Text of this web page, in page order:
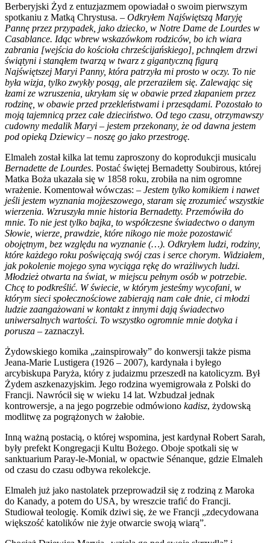
Berberyjski Żyd z entuzjazmem opowiadał o swoim pierwszym
spotkaniu z Matką Chrystusa. – Odkryłem Najświętszą Maryję
Pannę przez przypadek, jako dziecko, w Notre Dame de Lourdes w
Casablance. Idąc wbrew wskazówkom rodziców, bo ich wiara
zabrania [wejścia do kościoła chrześcijańskiego], pchnąłem drzwi
świątyni i stanąłem twarzą w twarz z gigantyczną figurą
Najświętszej Maryi Panny, która patrzyła mi prosto w oczy. To nie
była wizja, tylko zwykły posąg, ale przeraziłem się. Zalewając się
łzami ze wzruszenia, ukryłam się w obawie przed złapaniem przez
rodzinę, w obawie przed przekleństwami i przesądami. Pozostało to
moją tajemnicą przez całe dzieciństwo. Od tego czasu, otrzymawszy
cudowny medalik Maryi – jestem przekonany, że od dawna jestem
pod opieką Dziewicy – noszę go jako przestrogę.
Elmaleh został kilka lat temu zaproszony do koprodukcji musicalu
Bernadette de Lourdes. Postać świętej Bernadetty Soubirous, której
Matka Boża ukazała się w 1858 roku, zrobiła na nim ogromne
wrażenie. Komentował wówczas: – Jestem tylko komikiem i nawet
jeśli jestem wyznania mojżeszowego, staram się zrozumieć wszystkie
wierzenia. Wzruszyła mnie historia Bernadetty. Przemówiła do
mnie. To nie jest tylko bajka, to współczesne świadectwo o danym
Słowie, wierze, prawdzie, które nikogo nie może pozostawić
obojętnym, bez względu na wyznanie (…). Odkryłem ludzi, rodziny,
które każdego roku poświęcają swój czas i serce chorym. Widziałem,
jak pokolenie mojego syna wyciąga rękę do wrażliwych ludzi.
Młodzież otwarta na świat, w miejscu pełnym osób w potrzebie.
Chcę to podkreślić. W świecie, w którym jesteśmy wycofani, w
którym sieci społecznościowe zabierają nam całe dnie, ci młodzi
ludzie zaangażowani w kontakt z innymi dają świadectwo
uniwersalnych wartości. To wszystko ogromnie mnie dotyka i
porusza – zaznaczył.
Żydowskiego komika „zainspirowały” do konwersji także pisma
Jeana-Marie Lustigera (1926 – 2007), kardynała i byłego
arcybiskupa Paryża, który z judaizmu przeszedł na katolicyzm. Był
Żydem aszkenazyjskim. Jego rodzina wyemigrowała z Polski do
Francji. Nawrócił się w wieku 14 lat. Wzbudzał jednak
kontrowersje, a na jego pogrzebie odmówiono kadisz, żydowską
modlitwę za pogrążonych w żałobie.
Inną ważną postacią, o której wspomina, jest kardynał Robert Sarah,
były prefekt Kongregacji Kultu Bożego. Oboje spotkali się w
sanktuarium Paray-le-Monial, w opactwie Sénanque, gdzie Elmaleh
od czasu do czasu odbywa rekolekcje.
Elmaleh już jako nastolatek przeprowadził się z rodziną z Maroka
do Kanady, a potem do USA, by wreszcie trafić do Francji.
Studiował teologię. Komik dziwi się, że we Francji „zdecydowana
większość katolików nie żyje otwarcie swoją wiarą”.